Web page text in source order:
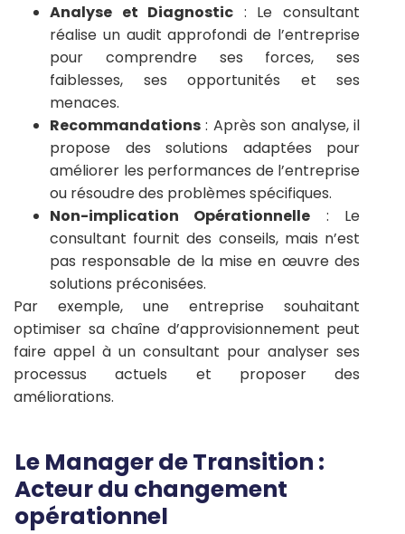
Analyse et Diagnostic : Le consultant
réalise un audit approfondi de l’entreprise
pour comprendre ses forces, ses
faiblesses, ses opportunités et ses
menaces.
Recommandations : Après son analyse, il
propose des solutions adaptées pour
améliorer les performances de l’entreprise
ou résoudre des problèmes spécifiques.
Non-implication Opérationnelle : Le
consultant fournit des conseils, mais n’est
pas responsable de la mise en œuvre des
solutions préconisées.
Par exemple, une entreprise souhaitant
optimiser sa chaîne d’approvisionnement peut
faire appel à un consultant pour analyser ses
processus actuels et proposer des
améliorations.
Le Manager de Transition :
Acteur du changement
opérationnel